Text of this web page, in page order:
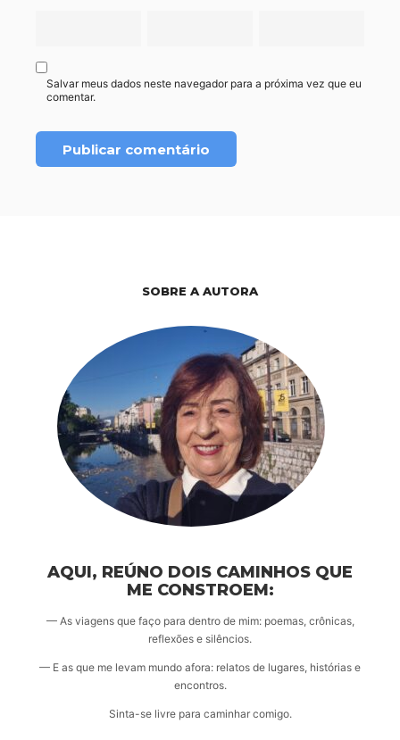
Salvar meus dados neste navegador para a próxima vez que eu
comentar.
SOBRE A AUTORA
AQUI, REÚNO DOIS CAMINHOS QUE
ME CONSTROEM:
— As viagens que faço para dentro de mim: poemas, crônicas,
reflexões e silêncios.
— E as que me levam mundo afora: relatos de lugares, histórias e
encontros.
Sinta-se livre para caminhar comigo.